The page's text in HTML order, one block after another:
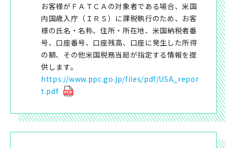
お客様がＦＡＴＣＡの対象者である場合、米国
内国歳入庁（ＩＲＳ）に課税執行のため、お客
様の氏名・名称、住所・所在地、米国納税者番
号、口座番号、口座残高、口座に発生した所得
の額、その他米国税務当局が指定する情報を提
供します。
https://www.ppc.go.jp/files/pdf/USA_repor
t.pdf